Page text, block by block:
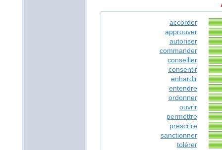
accorder
approuver
autoriser
commander
conseiller
consentir
enhardir
entendre
ordonner
ouvrir
permettre
prescrire
sanctionner
tolérer